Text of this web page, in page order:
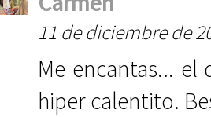
11 de diciembre de
Me encantas...
hiper calentito.